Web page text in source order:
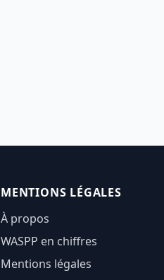
MENTIONS LÉGALES
À propos
WASPP en chiffres
Mentions légales